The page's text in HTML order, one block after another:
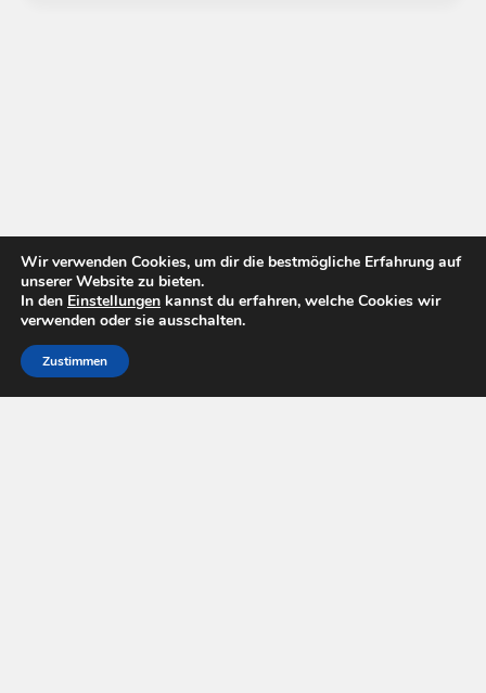
Wir verwenden Cookies, um dir die bestmögliche Erfahrung auf
unserer Website zu bieten.
In den Einstellungen kannst du erfahren, welche Cookies wir
verwenden oder sie ausschalten.
Zustimmen